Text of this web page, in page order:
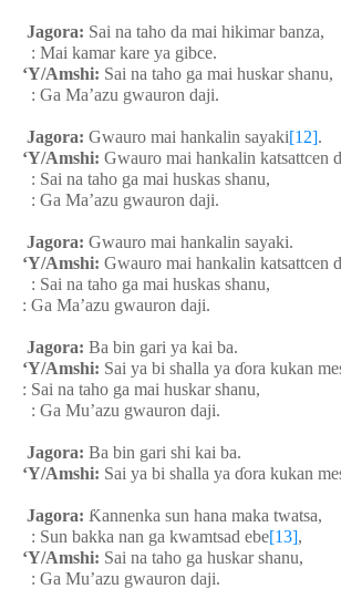
Jagora: Sai na taho da mai hikimar banza,
: Mai kamar kare ya gibce.
‘Y/Amshi: Sai na taho ga mai huskar shanu,
: Ga Ma’azu gwauron daji.
Jagora: Gwauro mai hankalin sayaki[12].
‘Y/Amshi: Gwauro mai hankalin katsattcen
: Sai na taho ga mai huskas shanu,
: Ga Ma’azu gwauron daji.
Jagora: Gwauro mai hankalin sayaki.
‘Y/Amshi: Gwauro mai hankalin katsattcen
: Sai na taho ga mai huskas shanu,
: Ga Ma’azu gwauron daji.
Jagora: Ba bin gari ya kai ba.
‘Y/Amshi: Sai ya bi shalla ya ɗora kukan
: Sai na taho ga mai huskar shanu,
: Ga Mu’azu gwauron daji.
Jagora: Ba bin gari shi kai ba.
‘Y/Amshi: Sai ya bi shalla ya ɗora kukan
Jagora: Ƙannenka sun hana maka twatsa,
: Sun bakka nan ga kwamtsad ebe[13],
‘Y/Amshi: Sai na taho ga huskar shanu,
: Ga Mu’azu gwauron daji.